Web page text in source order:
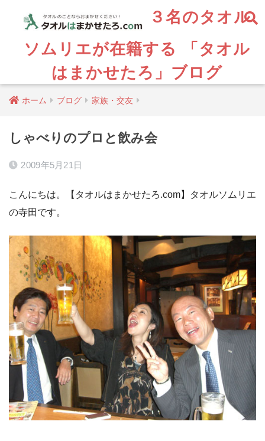
３名のタオル
ソムリエが在籍する 「タオル
はまかせたろ」ブログ
ホーム ブログ 家族・交友
しゃべりのプロと飲み会
2009年5月21日
こんにちは。【タオルはまかせたろ.com】タオルソムリエ
の寺田です。